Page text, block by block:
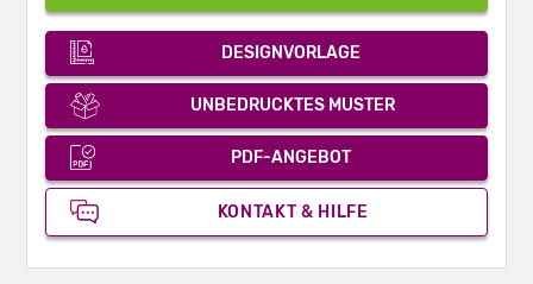
DESIGNVORLAGE
UNBEDRUCKTES MUSTER
PDF-ANGEBOT
KONTAKT & HILFE